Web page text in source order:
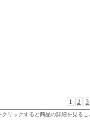
1 2 3
リックすると商品の詳細を見るこ